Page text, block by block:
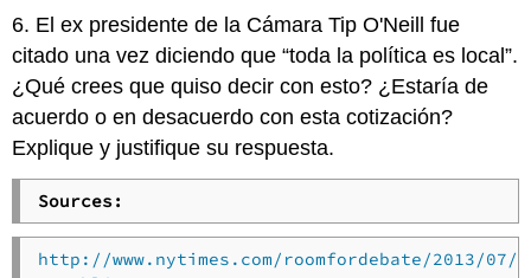
6. El ex presidente de la Cámara Tip O'Neill fue
citado una vez diciendo que “toda la política es local”.
¿Qué crees que quiso decir con esto? ¿Estaría de
acuerdo o en desacuerdo con esta cotización?
Explique y justifique su respuesta.
Sources:
http://www.nytimes.com/roomfordebate/2013/